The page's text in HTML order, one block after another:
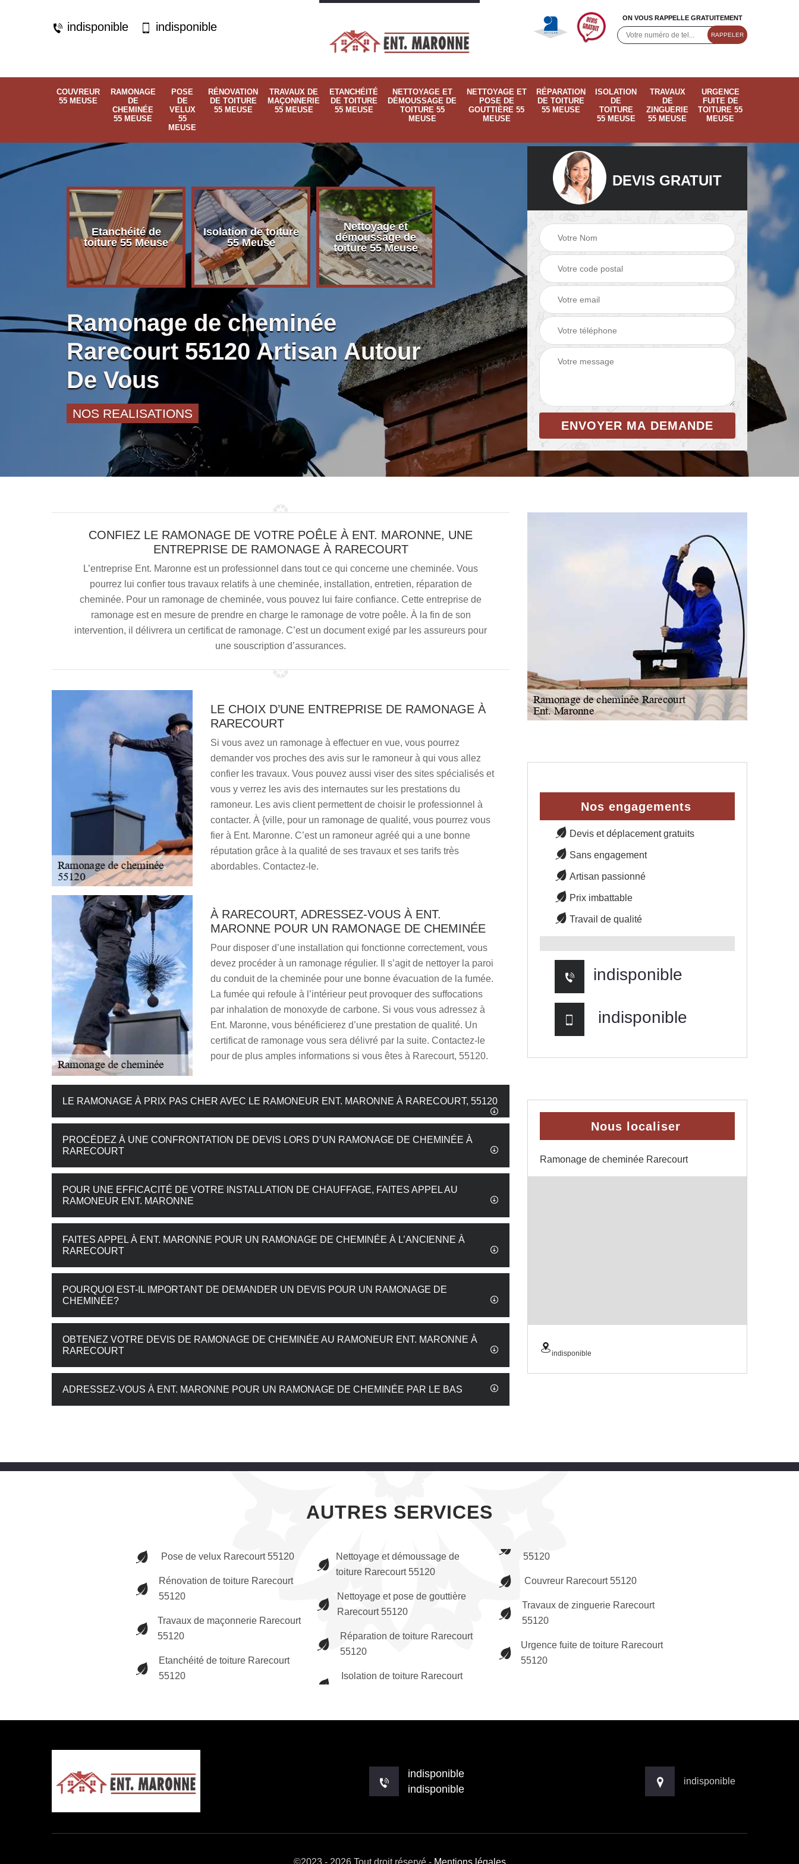
indisponible indisponible
ON VOUS RAPPELLE GRATUITEMENT
COUVREUR
55 MEUSE
RAMONAGE
DE
CHEMINÉE
55 MEUSE
POSE
DE
VELUX
55
MEUSE
RÉNOVATION
DE TOITURE
55 MEUSE
TRAVAUX DE
MAÇONNERIE
55 MEUSE
ETANCHÉITÉ
DE TOITURE
55 MEUSE
NETTOYAGE ET
DÉMOUSSAGE DE
TOITURE 55
MEUSE
NETTOYAGE ET
POSE DE
GOUTTIÈRE 55
MEUSE
RÉPARATION
DE TOITURE
55 MEUSE
ISOLATION
DE
TOITURE
55 MEUSE
TRAVAUX
DE
ZINGUERIE
55 MEUSE
URGENCE
FUITE DE
TOITURE 55
MEUSE
Etanchéité de
toiture 55 Meuse
Isolation de toiture
55 Meuse
Nettoyage et
démoussage de
toiture 55 Meuse
Nettoyage et pose
de gouttière 55
Meuse
Ramonage de
cheminée 55
Ramonage de cheminée
Rarecourt 55120 Artisan Autour
De Vous
NOS REALISATIONS
DEVIS GRATUIT
CONFIEZ LE RAMONAGE DE VOTRE POÊLE À ENT. MARONNE, UNE
ENTREPRISE DE RAMONAGE À RARECOURT
L’entreprise Ent. Maronne est un professionnel dans tout ce qui concerne une cheminée. Vous
pourrez lui confier tous travaux relatifs à une cheminée, installation, entretien, réparation de
cheminée. Pour un ramonage de cheminée, vous pouvez lui faire confiance. Cette entreprise de
ramonage est en mesure de prendre en charge le ramonage de votre poêle. À la fin de son
intervention, il délivrera un certificat de ramonage. C’est un document exigé par les assureurs pour
une souscription d’assurances.
LE CHOIX D’UNE ENTREPRISE DE RAMONAGE À
RARECOURT
Si vous avez un ramonage à effectuer en vue, vous pourrez
demander vos proches des avis sur le ramoneur à qui vous allez
confier les travaux. Vous pouvez aussi viser des sites spécialisés et
vous y verrez les avis des internautes sur les prestations du
ramoneur. Les avis client permettent de choisir le professionnel à
contacter. À {ville, pour un ramonage de qualité, vous pourrez vous
fier à Ent. Maronne. C’est un ramoneur agréé qui a une bonne
réputation grâce à la qualité de ses travaux et ses tarifs très
abordables. Contactez-le.
À RARECOURT, ADRESSEZ-VOUS À ENT.
MARONNE POUR UN RAMONAGE DE CHEMINÉE
Pour disposer d’une installation qui fonctionne correctement, vous
devez procéder à un ramonage régulier. Il s’agit de nettoyer la paroi
du conduit de la cheminée pour une bonne évacuation de la fumée.
La fumée qui refoule à l’intérieur peut provoquer des suffocations
par inhalation de monoxyde de carbone. Si vous vous adressez à
Ent. Maronne, vous bénéficierez d’une prestation de qualité. Un
certificat de ramonage vous sera délivré par la suite. Contactez-le
pour de plus amples informations si vous êtes à Rarecourt, 55120.
LE RAMONAGE À PRIX PAS CHER AVEC LE RAMONEUR ENT. MARONNE À RARECOURT, 55120
PROCÉDEZ À UNE CONFRONTATION DE DEVIS LORS D’UN RAMONAGE DE CHEMINÉE À
RARECOURT
POUR UNE EFFICACITÉ DE VOTRE INSTALLATION DE CHAUFFAGE, FAITES APPEL AU
RAMONEUR ENT. MARONNE
FAITES APPEL À ENT. MARONNE POUR UN RAMONAGE DE CHEMINÉE À L’ANCIENNE À
RARECOURT
POURQUOI EST-IL IMPORTANT DE DEMANDER UN DEVIS POUR UN RAMONAGE DE
CHEMINÉE?
OBTENEZ VOTRE DEVIS DE RAMONAGE DE CHEMINÉE AU RAMONEUR ENT. MARONNE À
RARECOURT
ADRESSEZ-VOUS À ENT. MARONNE POUR UN RAMONAGE DE CHEMINÉE PAR LE BAS
Nos engagements
Devis et déplacement gratuits
Sans engagement
Artisan passionné
Prix imbattable
Travail de qualité
indisponible
indisponible
Nous localiser
Ramonage de cheminée Rarecourt
indisponible
AUTRES SERVICES
Pose de velux Rarecourt 55120
Rénovation de toiture Rarecourt
55120
Travaux de maçonnerie Rarecourt
55120
Etanchéité de toiture Rarecourt
55120
Nettoyage et démoussage de
toiture Rarecourt 55120
Nettoyage et pose de gouttière
Rarecourt 55120
Réparation de toiture Rarecourt
55120
Isolation de toiture Rarecourt
55120
Couvreur Rarecourt 55120
Travaux de zinguerie Rarecourt
55120
Urgence fuite de toiture Rarecourt
55120
indisponible
indisponible
indisponible